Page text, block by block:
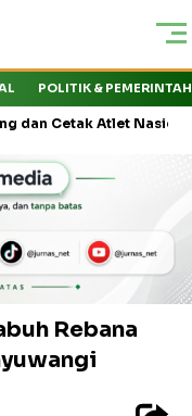
POLITIK &
Nasional PT
Rebana